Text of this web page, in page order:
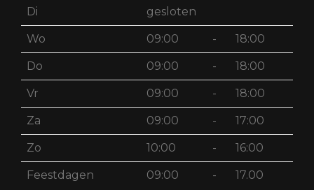
Di gesloten
Wo 09:00 - 18:00
Do 09:00 - 18:00
Vr 09:00 - 18:00
Za 09:00 - 17:00
Zo 10:00 - 16:00
Feestdagen 09:00 - 17.00